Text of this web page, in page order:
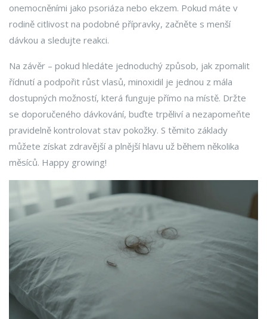
onemocněními jako psoriáza nebo ekzem. Pokud máte v
rodině citlivost na podobné přípravky, začněte s menší
dávkou a sledujte reakci.
Na závěr – pokud hledáte jednoduchý způsob, jak zpomalit
řídnutí a podpořit růst vlasů, minoxidil je jednou z mála
dostupných možností, která funguje přímo na místě. Držte
se doporučeného dávkování, buďte trpěliví a nezapomeňte
pravidelně kontrolovat stav pokožky. S těmito základy
můžete získat zdravější a plnější hlavu už během několika
měsíců. Happy growing!